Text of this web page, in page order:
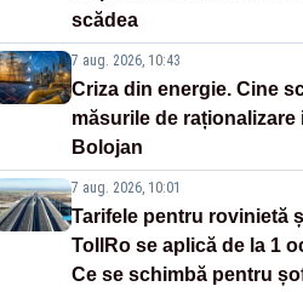
scădea
7 aug. 2026, 10:43
Criza din energie. Cine
măsurile de raționalizare
Bolojan
7 aug. 2026, 10:01
Tarifele pentru rovinietă
TollRo se aplică de la 1
Ce se schimbă pentru